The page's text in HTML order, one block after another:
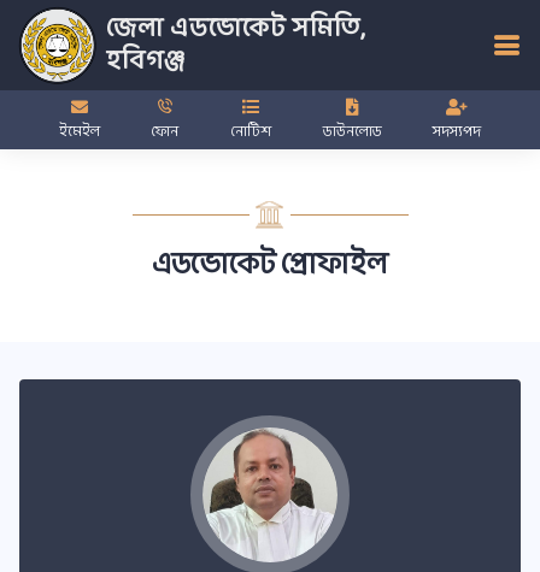
জেলা এডভোকেট সমিতি,
হবিগঞ্জ
ইমেইল ফোন নোটিশ ডাউনলোড সদস্যপদ
এডভোকেট প্রোফাইল